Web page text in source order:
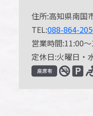
住所:高知県南国
TEL:088-864-
営業時間:11:00
定休日:火曜日・